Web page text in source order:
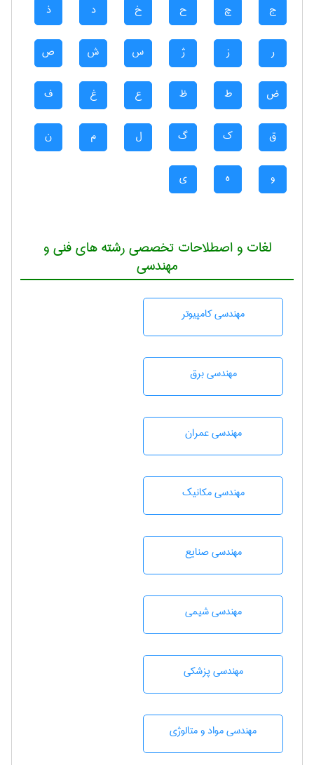
ج چ ح خ د ذ
ر ز ژ س ش ص
ض ط ظ ع غ ف
ق ک گ ل م ن
و ه ی
لغات و اصطلاحات تخصصی رشته های فنی و
مهندسی
مهندسی كامپيوتر
مهندسی برق
مهندسی عمران
مهندسی مکانیک
مهندسی صنايع
مهندسي شيمی
مهندسی پزشکی
مهندسی مواد و متالوژی